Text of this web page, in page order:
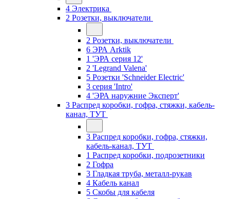
4 Электрика
2 Розетки, выключатели
2 Розетки, выключатели
6 ЭРА Arktik
1 'ЭРА серия 12'
2 'Legrand Valena'
5 Розетки 'Schneider Electric'
3 серия 'Intro'
4 'ЭРА наружние Эксперт'
3 Распред коробки, гофра, стяжки, кабель-
канал, ТУТ
3 Распред коробки, гофра, стяжки,
кабель-канал, ТУТ
1 Распред коробки, подрозетники
2 Гофра
3 Гладкая труба, металл-рукав
4 Кабель канал
5 Скобы для кабеля